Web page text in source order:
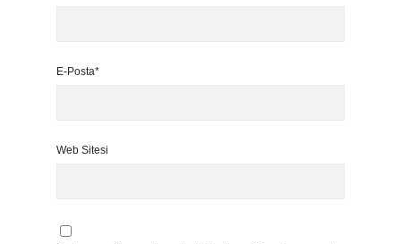
E-Posta*
Web Sitesi